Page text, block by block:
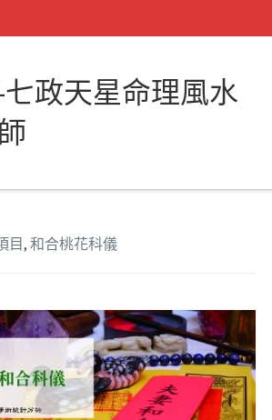
政天星命理風水
目 , 和合桃花科儀